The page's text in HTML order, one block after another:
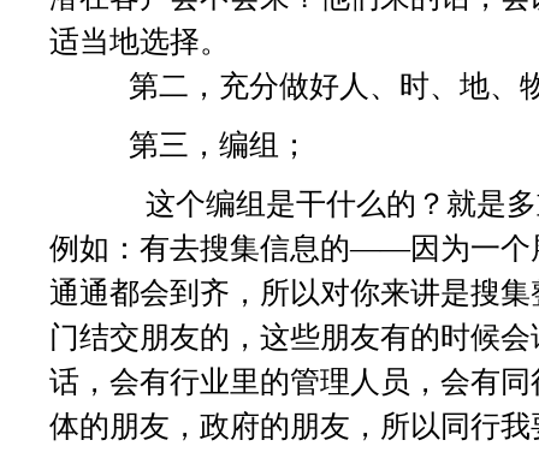
适当地选择。
第二，充分做好人、时、地、
第三，编组；
这个编组是干什么的？就是多
例如：有去搜集信息的——因为一个
通通都会到齐，所以对你来讲是搜
门结交朋友的，这些朋友有的时候
话，会有行业里的管理人员，会有
体的朋友，政府的朋友，所以同行